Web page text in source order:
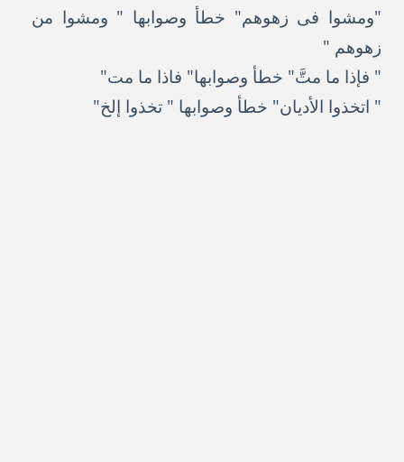
"ومشوا فى زهوهم" خطأ وصوابها " ومشوا من
زهوهم "
" فإذا ما متَّ" خطأ وصوابها" فاذا ما مت"
" اتخذوا الأديان" خطأ وصوابها " تخذوا إلخ"